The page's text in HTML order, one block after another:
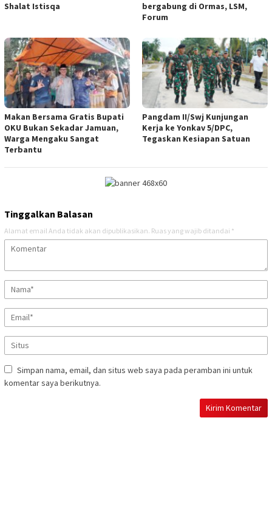
Shalat Istisqa
bergabung di Ormas, LSM,
Forum
Makan Bersama Gratis Bupati
OKU Bukan Sekadar Jamuan,
Warga Mengaku Sangat
Terbantu
Pangdam II/Swj Kunjungan
Kerja ke Yonkav 5/DPC,
Tegaskan Kesiapan Satuan
Tinggalkan Balasan
Alamat email Anda tidak akan dipublikasikan. Ruas yang wajib ditandai *
Simpan nama, email, dan situs web saya pada peramban ini untuk
komentar saya berikutnya.